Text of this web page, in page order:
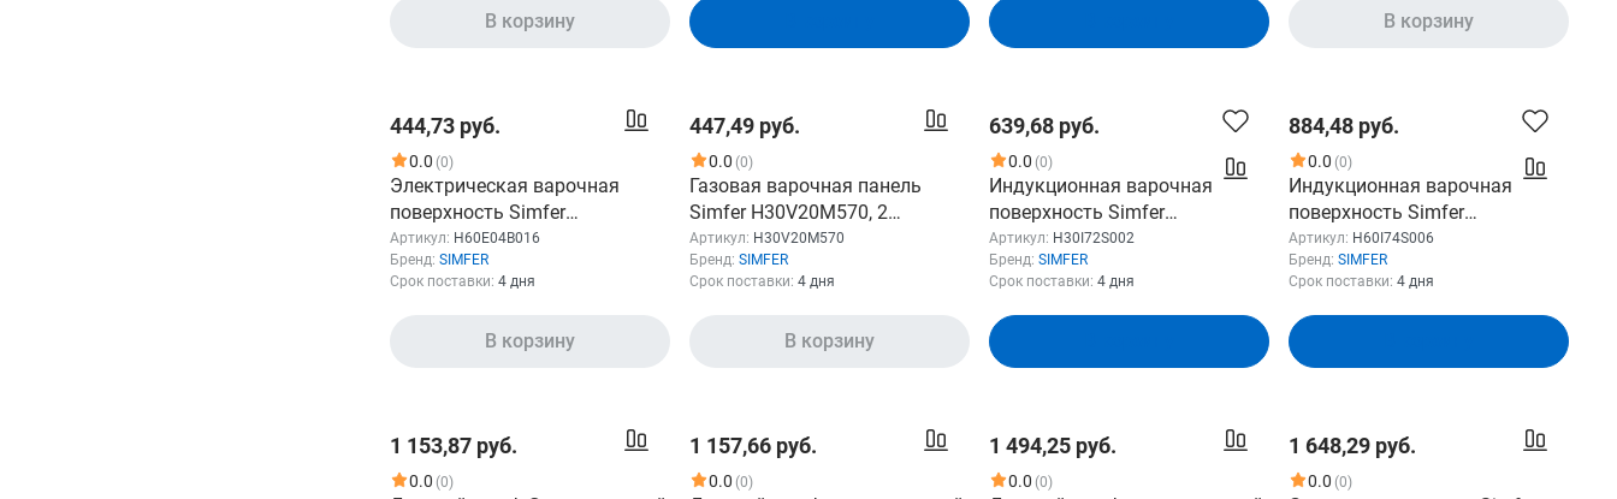
В корзину В корзину
444,73 руб.
0.0 (0)
Электрическая варочная
поверхность Simfer
H60E04B016, конфорок: 4 шт.,
эмаль, независимая,
нержавеющая сталь
Артикул: H60E04B016
Бренд: SIMFER
Срок поставки: 4 дня
В корзину
447,49 руб.
0.0 (0)
Газовая варочная панель
Simfer H30V20M570, 2
конфорки, нержавеющая
сталь, серый
Артикул: H30V20M570
Бренд: SIMFER
Срок поставки: 4 дня
В корзину
639,68 руб.
0.0 (0)
Индукционная варочная
поверхность Simfer
H30I72S002, конфорок: 2 шт.,
стеклокерамика, независимая,
черный
Артикул: H30I72S002
Бренд: SIMFER
Срок поставки: 4 дня
884,48 руб.
0.0 (0)
Индукционная варочная
поверхность Simfer
H60I74S006, стеклокерамика,
независимая, черный
Артикул: H60I74S006
Бренд: SIMFER
Срок поставки: 4 дня
1 153,87 руб.
0.0 (0)
1 157,66 руб.
0.0 (0)
1 494,25 руб.
0.0 (0)
1 648,29 руб.
0.0 (0)